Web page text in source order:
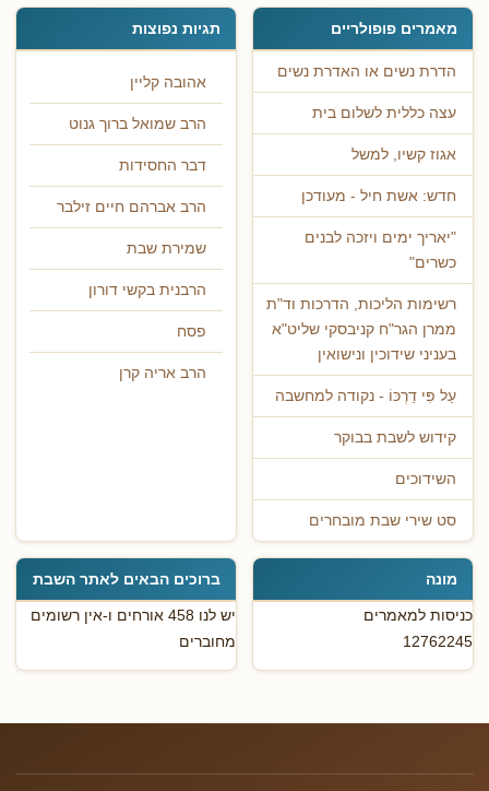
מאמרים פופולריים
הדרת נשים או האדרת נשים
עצה כללית לשלום בית
אגוז קשיו, למשל
חדש: אשת חיל - מעודכן
"יאריך ימים ויזכה לבנים
כשרים"
רשימות הליכות, הדרכות וד"ת
ממרן הגר"ח קניבסקי שליט"א
בעניני שידוכין ונישואין
עַל פִּי דַרְכּוֹ - נקודה למחשבה
קידוש לשבת בבוקר
השידוכים
סט שירי שבת מובחרים
תגיות נפוצות
אהובה קליין
הרב שמואל ברוך גנוט
דבר החסידות
הרב אברהם חיים זילבר
שמירת שבת
הרבנית בקשי דורון
פסח
הרב אריה קרן
מונה
כניסות למאמרים
12762245
ברוכים הבאים לאתר השבת
יש לנו 458 אורחים ו-אין רשומים
מחוברים